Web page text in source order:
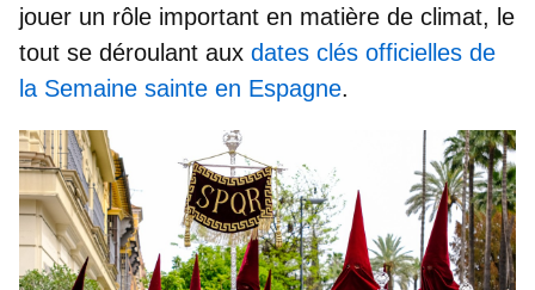
jouer un rôle important en matière de climat, le
tout se déroulant aux dates clés officielles de
la Semaine sainte en Espagne.